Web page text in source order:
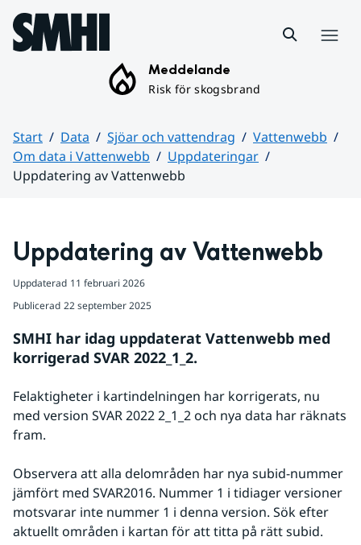
Hoppa till sidans innehåll
Meddelande
Risk för skogsbrand
Start Data Sjöar och vattendrag
Vattenwebb
Om data i Vattenwebb
Uppdateringar
Uppdatering av Vattenwebb
Uppdatering av Vattenwebb
Uppdaterad 11 februari 2026
Publicerad 22 september 2025
SMHI har idag uppdaterat Vattenwebb med
korrigerad SVAR 2022_1_2.
Felaktigheter i kartindelningen har korrigerats, nu
med version SVAR 2022 2_1_2 och nya data har räknats
fram.
Observera att alla delområden har nya subid-nummer
jämfört med SVAR2016. Nummer 1 i tidiager versioner
motsvarar inte nummer 1 i denna version. Sök efter
aktuellt områden i kartan för att titta på rätt subid.